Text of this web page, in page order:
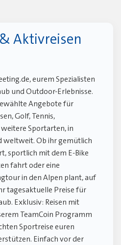
Aktivreisen
eurem Spezialisten
und Outdoor-Erlebnisse.
Angebote für
Golf, Tennis,
Sportarten, in
weltweit. Ob ihr gemütlich
sportlich mit dem E-Bike
fahrt oder eine
in den Alpen plant, auf
tagesaktuelle Preise für
Exklusiv: Reisen mit
TeamCoin Programm
Sportreise euren
Einfach vor der